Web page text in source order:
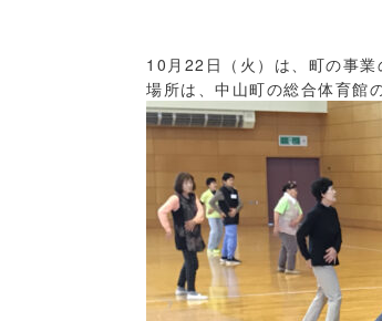
10月22日（火）は、町の事業
場所は、中山町の総合体育館